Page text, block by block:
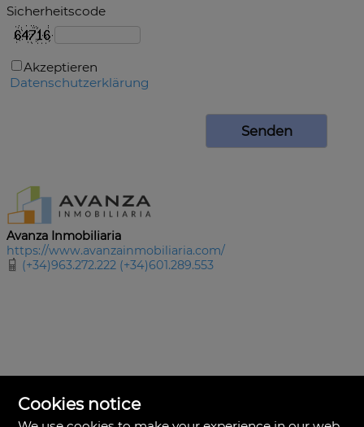
Sicherheitscode
Akzeptieren
Datenschutzerklärung
Avanza Inmobiliaria
https://www.avanzainmobiliaria.com/
(+34)963.272.222 (+34)601.289.553
Cookies notice